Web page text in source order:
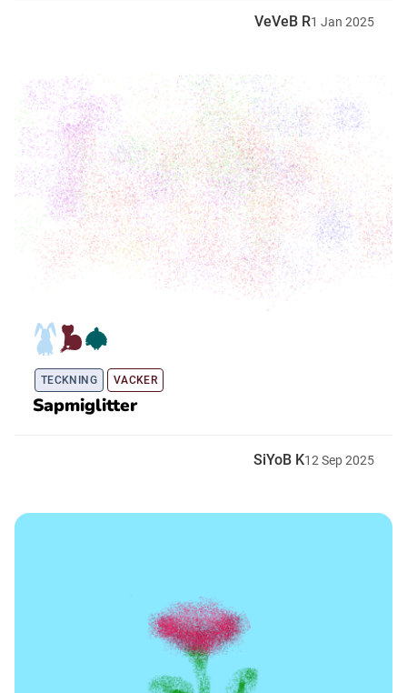
VeVeB R1 Jan 2025
TECKNING VACKER
Sapmiglitter
SiYoB K12 Sep2025